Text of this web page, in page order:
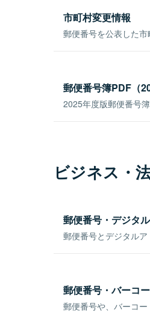
市町村変更情報
郵便番号を公表した市
郵便番号簿PDF（
2025年度版郵便番号
ビジネス・
郵便番号・デジタ
郵便番号とデジタルア
郵便番号・バーコ
郵便番号や、バーコー